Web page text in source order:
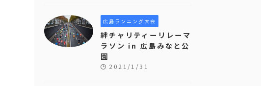
広島ランニング大会
絆チャリティーリレーマ
ラソン in 広島みなと公
園
2021/1/31